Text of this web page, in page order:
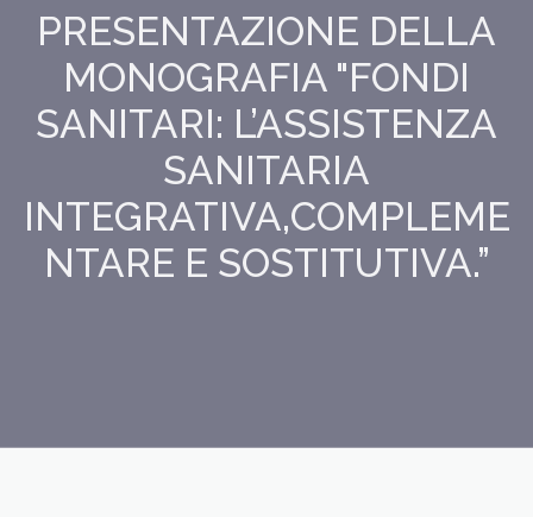
PRESENTAZIONE DELLA
MONOGRAFIA "FONDI
SANITARI: L’ASSISTENZA
SANITARIA
INTEGRATIVA,COMPLEME
NTARE E SOSTITUTIVA.”